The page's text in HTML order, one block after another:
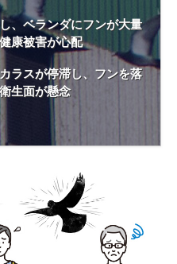
、ベランダにフンが大量
康被害が心配
ラスが停滞し、フンを落
生面が懸念